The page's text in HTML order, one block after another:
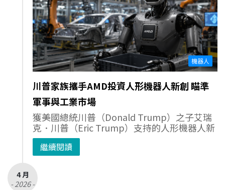
機器人
川普家族攜手AMD投資人形機器人新創 瞄準
軍事與工業市場
獲美國總統川普（Donald Trump）之子艾瑞
克．川普（Eric Trump）支持的人形機器人新
繼續閱讀
4 月
- 2026 -